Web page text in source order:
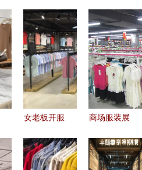
女老板开服
装还是女装
商场服装展
打造沉浸式